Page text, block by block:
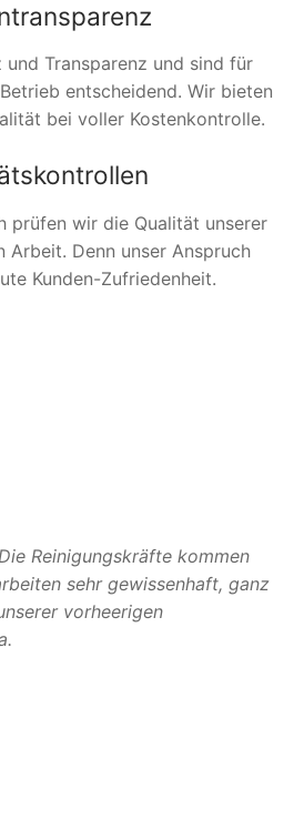
und Transparenz und sind für
entscheidend. Wir bieten
bei voller Kostenkontrolle.
prüfen wir die Qualität unserer
Arbeit. Denn unser Anspruch
Kunden-Zufriedenheit.
Reinigungskräfte kommen
sehr gewissenhaft, ganz
vorheerigen